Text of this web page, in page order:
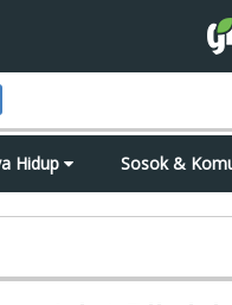
Hidup Sosok &